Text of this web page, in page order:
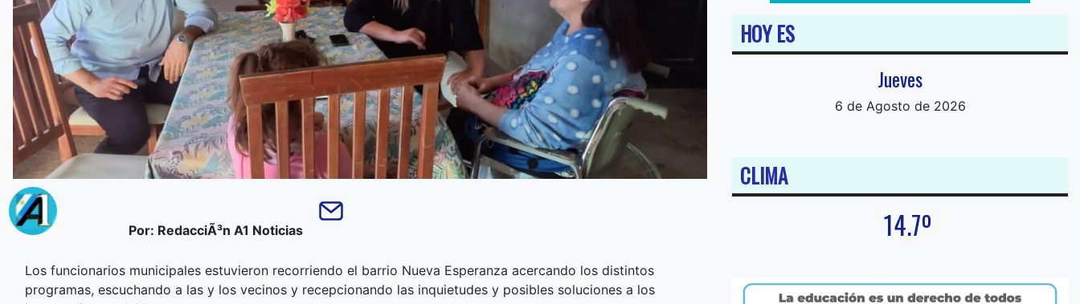
Por: RedacciÃ³n A1 Noticias
Los funcionarios municipales estuvieron recorriendo el barrio Nueva Esperanza acercando los distintos
programas, escuchando a las y los vecinos y recepcionando las inquietudes y posibles soluciones a los
HOY ES
Jueves
6 de Agosto de 2026
CLIMA
14.7º